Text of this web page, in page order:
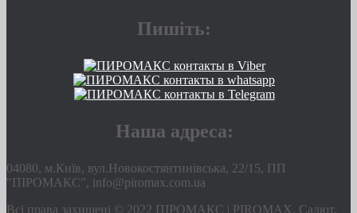
Пишіть:
Наша адреса:
04080, м.Київ, вул.Новокостянтинівська, 22/15, ПП
"ПІРОМАКС", info@piromax.com.ua
Всі права захищені © 2022 ПІРОМАКС | PIROMAX. Салют,